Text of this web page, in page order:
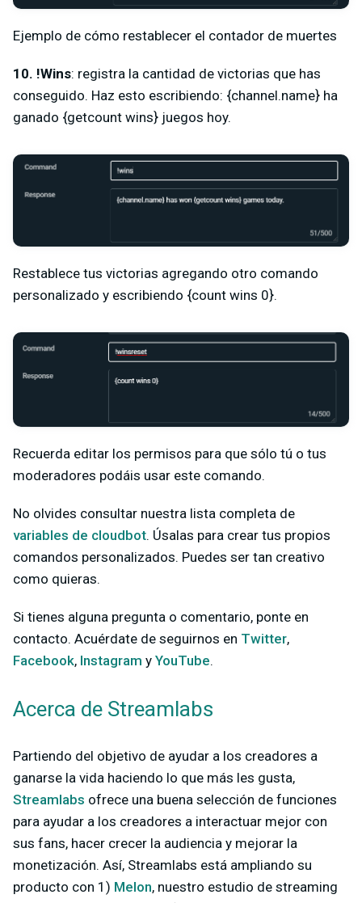
Ejemplo de cómo restablecer el contador de muertes
10. !Wins: registra la cantidad de victorias que has
conseguido. Haz esto escribiendo: {channel.name} ha
ganado {getcount wins} juegos hoy.
Restablece tus victorias agregando otro comando
personalizado y escribiendo {count wins 0}.
Recuerda editar los permisos para que sólo tú o tus
moderadores podáis usar este comando.
No olvides consultar nuestra lista completa de
variables de cloudbot. Úsalas para crear tus propios
comandos personalizados. Puedes ser tan creativo
como quieras.
Si tienes alguna pregunta o comentario, ponte en
contacto. Acuérdate de seguirnos en Twitter,
Facebook, Instagram y YouTube.
Acerca de Streamlabs
Partiendo del objetivo de ayudar a los creadores a
ganarse la vida haciendo lo que más les gusta,
Streamlabs ofrece una buena selección de funciones
para ayudar a los creadores a interactuar mejor con
sus fans, hacer crecer la audiencia y mejorar la
monetización. Así, Streamlabs está ampliando su
producto con 1) Melon, nuestro estudio de streaming